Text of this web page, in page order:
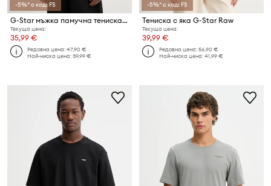
-5%* с код: FS
G-Star мъжка памучна тениска Aop
Текуща цена:
35,99 €
Редовна цена:47,90 €
Най-ниска цена:39,99 €
-5%* с код: FS
Тениска с яка G-Star Raw
Текуща цена:
39,99 €
Редовна цена:56,90 €
Най-ниска цена:41,99 €